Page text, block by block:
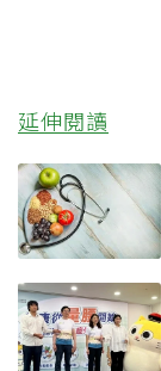
延伸閱讀